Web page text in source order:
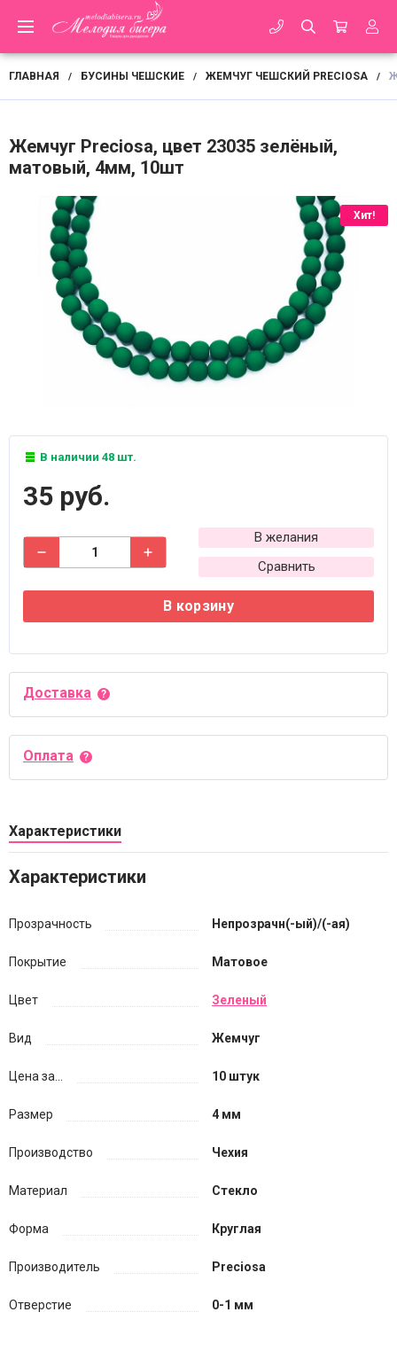
ГЛАВНАЯ / БУСИНЫ ЧЕШСКИЕ / ЖЕМЧУГ ЧЕШСКИЙ PRECIOSA /
Жемчуг Preciosa, цвет 23035 зелёный,
матовый, 4мм, 10шт
Хит!
В наличии 48 шт.
35 руб.
В желания
Сравнить
В корзину
Доставка
Оплата
Характеристики
Характеристики
Прозрачность Непрозрачн(-ый)/(-ая)
Покрытие Матовое
Цвет Зеленый
Вид Жемчуг
Цена за... 10 штук
Размер 4 мм
Производство Чехия
Материал Стекло
Форма Круглая
Производитель Preciosa
Отверстие 0-1 мм